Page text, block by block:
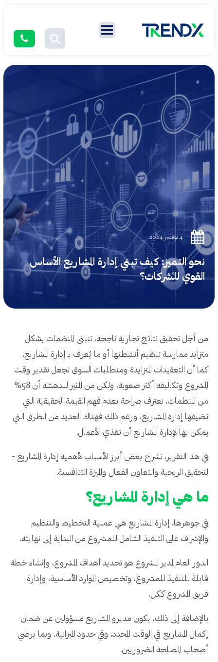
4 نوفمبر 2024
نحو التميز: كيف تبني إدارة المشاريع الأساس
القوي للشركات؟
من أجل تحقيق نتائج تجارية ناجحة، تتبنى المنظمات بشكل
متزايد ممارسة تنظيم أنشطتها أو ما يُعرف بـ إدارة المشاريع،
كما أن التعقيدات المتزايدة ومتطلبات السوق تجعل تقدير وقت
المشروع وتكاليفه أكثر صعوبة، ولكن من المثير للدهشة أن 58%
من المنظمات، تعترف صراحة بعدم فهم القيمة الحقيقية التي
تضيفها إدارة المشاريع، ورغم ذلك فهناك العديد من الطرق التي
يمكن بها لإدارة المشاريع أن تغذي الأعمال.
في هذا التقرير، نشرح بعض أبرز الأسباب لأهمية إدارة المشاريع -
لتحقيق الربحية والتعاون الفعال والميزة التنافسية.
ما هي إدارة المشاريع؟
في جوهرها، إدارة المشاريع هي عملية التخطيط والتنظيم
والإشراف على التنفيذ الشامل للمشروع من البداية إلى نهايته.
الدور العام لمدير المشروع هو تحديد أهداف المشروع، وإنشاء خطة
قابلة للتنفيذ للمشروع، وتخصيص الموارد الأساسية، وإدارة
فريق المشروع ككل.
بالإضافة إلى ذلك، يكون مديرو المشاريع مسؤولين عن ضمان
إكمال المشاريع في الوقت المحدد، وفي حدود الميزانية، وبما يرضي
أصحاب المصلحة الضروريين.